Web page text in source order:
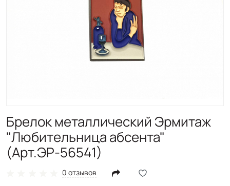
Брелок металлический Эрмитаж
"Любительница абсента"
(Арт.ЭР-56541)
0 отзывов